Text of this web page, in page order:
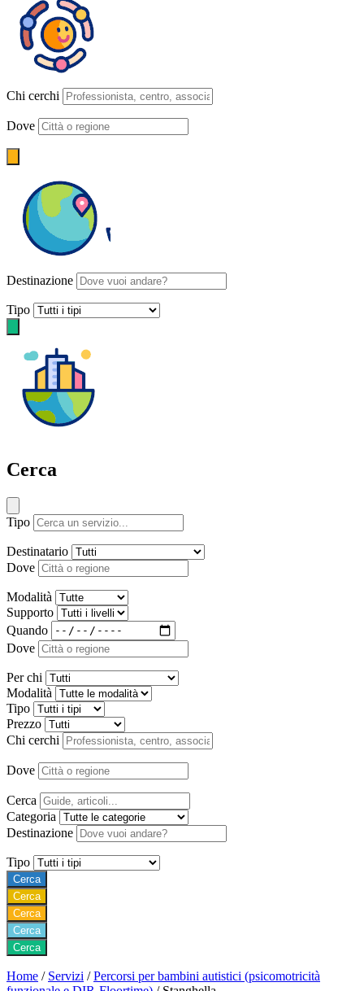
Chi cerchi
Dove
Destinazione
Tipo
Cerca
Tipo
Destinatario
Dove
Modalità
Supporto
Quando
Dove
Per chi
Modalità
Tipo
Prezzo
Chi cerchi
Dove
Cerca
Categoria
Destinazione
Tipo
Cerca
Cerca
Cerca
Cerca
Cerca
Home / Servizi / Percorsi per bambini autistici (psicomotricità